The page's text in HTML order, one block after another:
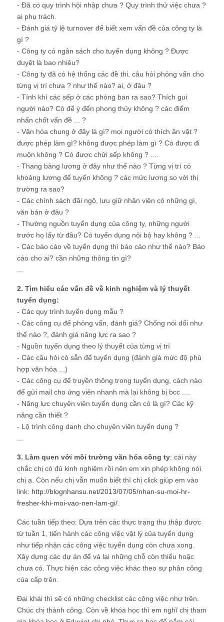
- Đã có quy trình hội nhập chưa ? Quy trình thử việc chưa ?
ai phụ trách.
- Đánh giá tỷ lệ turnover để biết xem vấn đề của công ty là
gì ?
- Công ty có ngân sách cho tuyển dụng không ? Được
duyệt là bao nhiêu?
- Công ty đã có hệ thống các đề thi, câu hỏi phỏng vấn cho
từng vị trí chưa ? như thế nào? ai, ở đâu ?
- Tính khí các sếp ở các phòng ban ra sao? Thích gui
người nào? Có để ý đến phong thủy không ? các điểm
nhấn chốt vấn đề ... ?
- Văn hóa chung ở đây là gì? mọi người có thích ăn vặt ?
được phép làm gì? không được phép làm gì ? Có được đi
muộn không ? Có được chửi sếp không ? ....
- Thang bảng lương ở đây như thế nào ? Từng vị trí có
khoảng lương để tuyển không ? các mức lương so với thị
trường ra sao?
- Các chính sách đãi ngộ, lưu giữ nhân viên có những gì,
văn bản ở đâu ?
- Thường nguồn tuyển dụng của công ty, những người
trước họ lấy từ đâu? Có tuyển dụng nội bộ hay không ? ...
- Các báo cáo về tuyển dụng thì báo cáo như thế nào? Báo
cáo cho ai? cần những thông tin gì?
2. Tìm hiểu các vấn đề về kinh nghiệm và lý thuyết
tuyển dụng:
- Các quy trình tuyển dụng mẫu ?
- Các công cụ để phỏng vấn, đánh giá? Chống nói dối như
thế nào ?, đánh giá năng lực ra sao ?
- Nguồn tuyển dụng theo lý thuyết của từng vị trí
- Các câu hỏi có sẵn để tuyển dụng (đánh giá mức độ phù
hợp văn hóa ...)
- Các công cụ để truyền thông trong tuyển dụng, cách nào
để gửi mail cho ứng viên nhanh mà lại không bị bcc ....
- Năng lực chuyên viên tuyển dụng cần có là gì? Các kỹ
năng cần thiết ?
- Lộ trình công danh cho chuyên viên tuyển dụng ?
3. Làm quen với môi trường văn hóa công ty: cái này
chắc chị có đủ kinh nghiệm rồi nên em xin phép không nói
chị ạ. Còn nếu chị vẫn muốn biết thì chị click giúp em vào
link: http://blognhansu.net/2013/07/05/nhan-su-moi-hr-
fresher-khi-moi-vao-nen-lam-gi/
Các tuần tiếp theo: Dựa trên các thực trạng thu thập được
từ tuần 1, tiến hành các công việc vật lý của tuyển dụng
như tiếp nhận các công việc tuyển dụng còn chưa xong.
Xây dựng các dự án để vá lại những chỗ còn thiếu hoặc
chưa có. Thực hiện các công việc khác theo sự phân công
của cấp trên.
Đại khái thì sẽ có những checklist các công việc như trên.
Chúc chị thành công. Còn về khóa học thì em nghĩ chị tham